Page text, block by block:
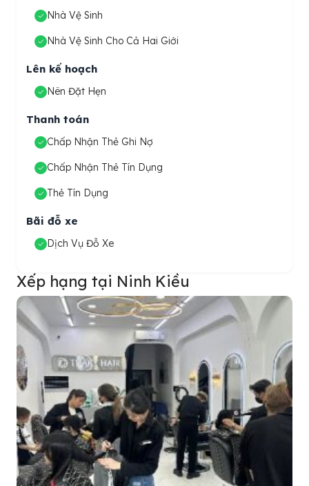
Nhà Vệ Sinh
Nhà Vệ Sinh Cho Cả Hai Giới
Lên kế hoạch
Nên Đặt Hẹn
Thanh toán
Chấp Nhận Thẻ Ghi Nợ
Chấp Nhận Thẻ Tín Dụng
Thẻ Tín Dụng
Bãi đỗ xe
Dịch Vụ Đỗ Xe
Xếp hạng tại Ninh Kiều